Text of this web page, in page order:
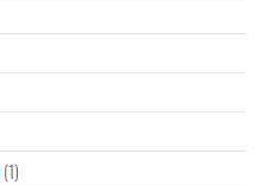
(1)